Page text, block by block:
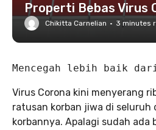
Properti Bebas Virus
Chikitta Carnelian · 3 minutes
Mencegah lebih baik
Virus Corona kini menyerang
ratusan korban jiwa di seluruh
korbannya. Apalagi sudah ada